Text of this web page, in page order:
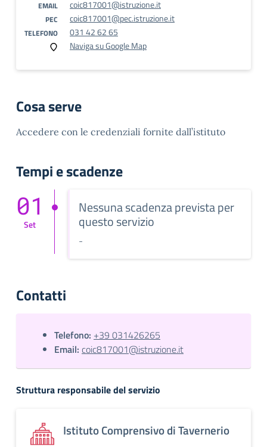
EMAIL coic817001@istruzione.it
PEC coic817001@pec.istruzione.it
TELEFONO
031 42 62 65
Naviga su Google Map
Cosa serve
Accedere con le credenziali fornite dall’istituto
Tempi e scadenze
01
Set
Nessuna scadenza prevista per
questo servizio
-
Contatti
Telefono: +39 031426265
Email: coic817001@istruzione.it
Struttura responsabile del servizio
Istituto Comprensivo di Tavernerio